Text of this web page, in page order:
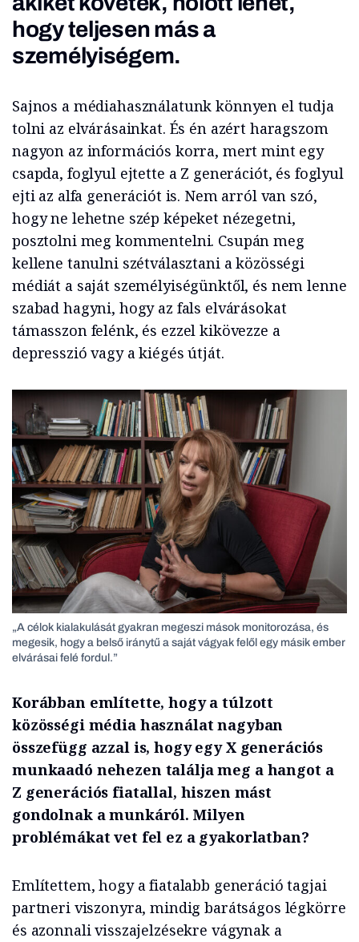
hogy teljesen más a
személyiségem.
Sajnos a médiahasználatunk könnyen el tudja
tolni az elvárásainkat. És én azért haragszom
nagyon az információs korra, mert mint egy
csapda, foglyul ejtette a Z generációt, és foglyul
ejti az alfa generációt is. Nem arról van szó,
hogy ne lehetne szép képeket nézegetni,
posztolni meg kommentelni. Csupán meg
kellene tanulni szétválasztani a közösségi
médiát a saját személyiségünktől, és nem lenne
szabad hagyni, hogy az fals elvárásokat
támasszon felénk, és ezzel kikövezze a
depresszió vagy a kiégés útját.
„A célok kialakulását gyakran megeszi mások monitorozása, és
megesik, hogy a belső iránytű a saját vágyak felől egy másik ember
elvárásai felé fordul.”
Korábban említette, hogy a túlzott
közösségi média használat nagyban
összefügg azzal is, hogy egy X generációs
munkaadó nehezen találja meg a hangot a
Z generációs fiatallal, hiszen mást
gondolnak a munkáról. Milyen
problémákat vet fel ez a gyakorlatban?
Említettem, hogy a fiatalabb generáció tagjai
partneri viszonyra, mindig barátságos légkörre
és azonnali visszajelzésekre vágynak a